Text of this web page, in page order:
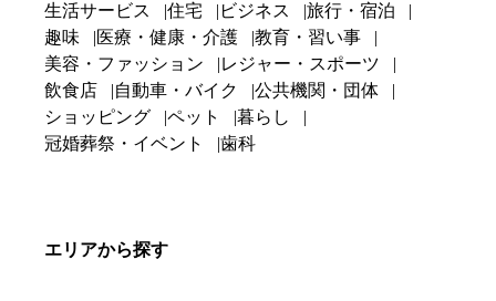
生活サービス 住宅 ビジネス
旅行・宿泊
趣味
医療・健康・介護
教育・習い事
美容・ファッション
レジャー・スポーツ
飲食店
自動車・バイク
公共機関・団体
ショッピング
ペット
暮らし
冠婚葬祭・イベント
歯科
エリアから探す